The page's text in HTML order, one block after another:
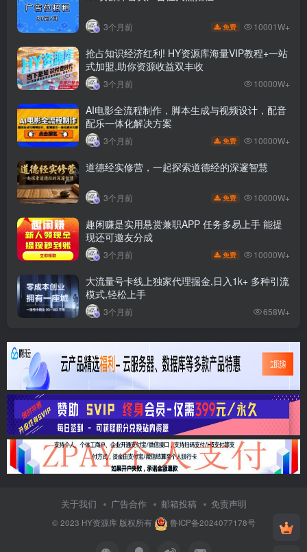
3个月前 免费 10001W+
抢占知识经济红利! HY资源库海量VIP教程+一站
式加盟,助你资源收益双丰收
3个月前 10000W+
AI电影全流程制作，脚本生成与视频设计，配音
配乐一体化解决方案
3个月前 免费 10000W+
道德经实修营，一起探索道德经的深邃智慧
3个月前 免费 10000W+
趣闲赚是实用悬赏兼职APP 任务多易上手 能提
现还可邀友分成
3个月前 免费 10000W+
大流量号卡线上独家代理掘金,日入1k+ 多种引流
模式,轻松上手
3个月前 658W+
关于我们 广告合作 邮箱投稿 免责声明
© 2023 HY资源库版权所有 鲁ICP备2024077178号